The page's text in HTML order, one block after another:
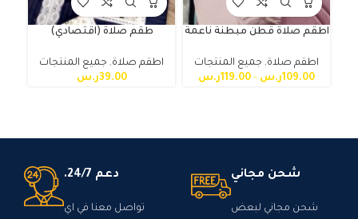
اطقم صلاة قطن مبطنة ناعمة
اطقم صلاة, جميع المنتجات
109.00ر.س –
119.00ر.س
طقم صلاة (اقتصادي)
اطقم صلاة, جميع المنتجات
39.00ر.س
شحن مجاني
شحن مجاني لبعض
دعم 24/7.
تواصل معنا في اي